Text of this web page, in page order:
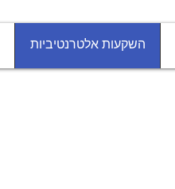
השקעות אלטרנטיביות